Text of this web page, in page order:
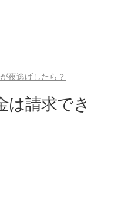
夜逃げしたら？
は請求でき